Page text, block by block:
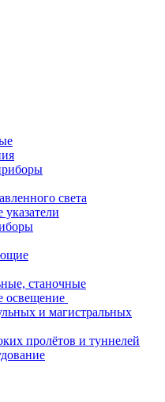
света
станочные
освещение
и магистральных
пролётов и туннелей